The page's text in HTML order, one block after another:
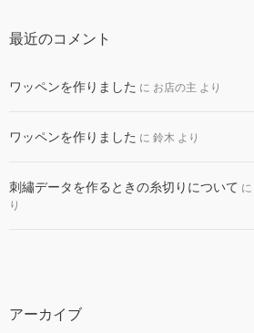
最近のコメント
ワッペンを作りました に お店の主 より
ワッペンを作りました に 鈴木 より
刺繡データを作るときの糸切りについて に
り
アーカイブ